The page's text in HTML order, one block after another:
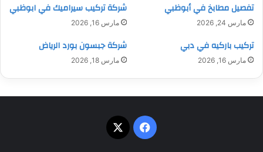
تفصيل مطابخ في أبوظبي
مارس 24, 2026
شركة تركيب سيراميك في ابوظبي
مارس 16, 2026
تركيب باركيه في دبي
مارس 16, 2026
شركة جبسون بورد الرياض
مارس 18, 2026
فيسبوك
‫X